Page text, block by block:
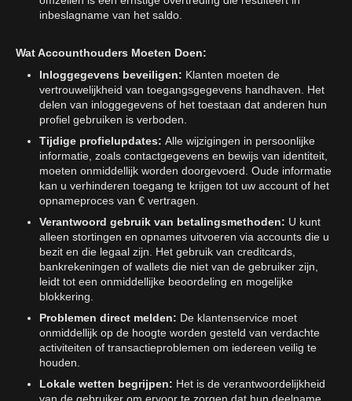
inbeslagname van het saldo.
Wat Accounthouders Moeten Doen:
Inloggegevens beveiligen: Klanten moeten de
vertrouwelijkheid van toegangsgegevens handhaven. Het
delen van inloggegevens of het toestaan dat anderen hun
profiel gebruiken is verboden.
Tijdige profielupdates: Alle wijzigingen in persoonlijke
informatie, zoals contactgegevens en bewijs van identiteit,
moeten onmiddellijk worden doorgevoerd. Oude informatie
kan u verhinderen toegang te krijgen tot uw account of het
opnameproces van € vertragen.
Verantwoord gebruik van betalingsmethoden: U kunt
alleen stortingen en opnames uitvoeren via accounts die u
bezit en die legaal zijn. Het gebruik van creditcards,
bankrekeningen of wallets die niet van de gebruiker zijn,
leidt tot een onmiddellijke beoordeling en mogelijke
blokkering.
Problemen direct melden: De klantenservice moet
onmiddellijk op de hoogte worden gesteld van verdachte
activiteiten of transactieproblemen om iedereen veilig te
houden.
Lokale wetten begrijpen: Het is de verantwoordelijkheid